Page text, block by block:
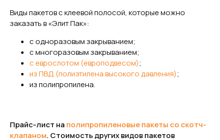
Виды пакетов с клеевой полосой, которые можно
заказать в «Элит Пак»:
с одноразовым закрыванием;
с многоразовым закрыванием;
с еврослотом (европодвесом);
из ПВД (полиэтилена высокого давления);
из полипропилена.
Прайс-лист на полипропиленовые пакеты со скотч-
клапаном. Стоимость других видов пакетов